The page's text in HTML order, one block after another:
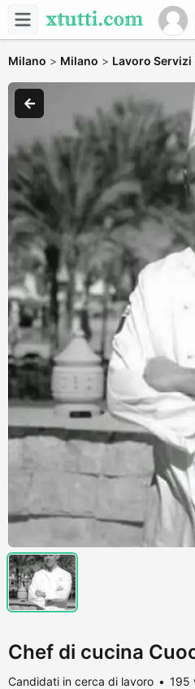
Milano > Milano > Lavoro Servizi
Chef di cucina
Candidati in cerca di lavoro 195